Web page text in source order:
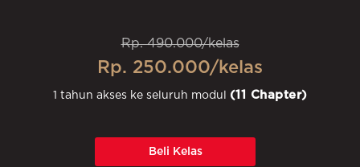
Rp. 490.000/kelas
Rp. 250.000/kelas
1 tahun akses ke seluruh modul (11 Chapter)
Beli Kelas